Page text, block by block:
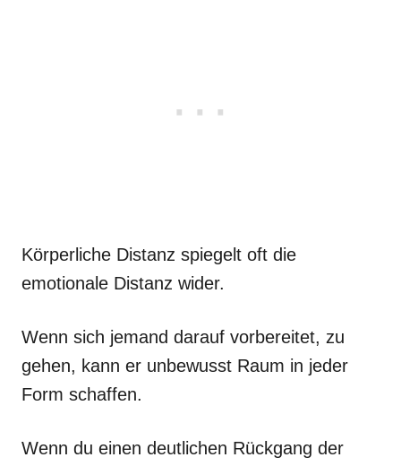
Körperliche Distanz spiegelt oft die
emotionale Distanz wider.
Wenn sich jemand darauf vorbereitet, zu
gehen, kann er unbewusst Raum in jeder
Form schaffen.
Wenn du einen deutlichen Rückgang der